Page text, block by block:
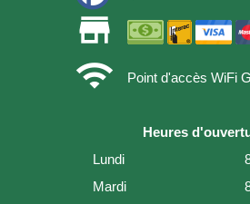
store
wifi
Point d'accès WiFi
Heures
Lundi
Mardi